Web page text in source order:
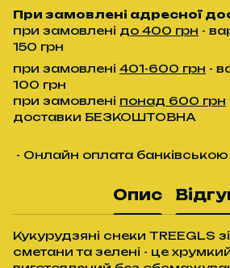
При замовлені адресної
при замовлені до 400 грн -
150 грн
при замовлені 401-600 грн -
100 грн
при замовлені понад 600 грн
доставки БЕЗКОШТОВНА
- Онлайн оплата
Опис
Кукурудзяні снеки TREEGLS
сметани та зелені - це